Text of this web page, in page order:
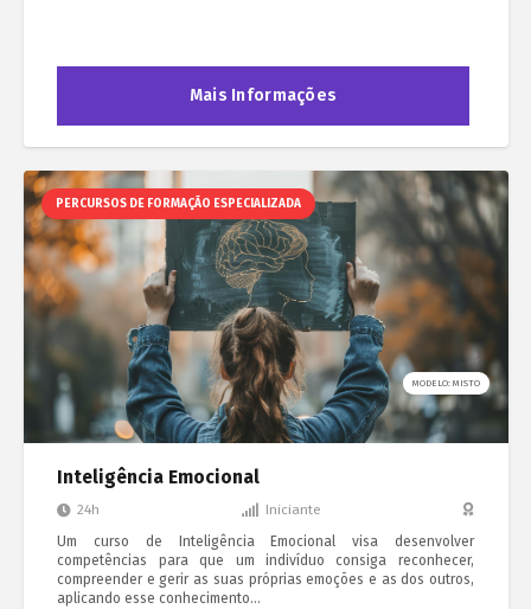
Mais Informações
PERCURSOS DE FORMAÇÃO ESPECIALIZADA
MODELO: MISTO
Inteligência Emocional
24h
Iniciante
Um curso de Inteligência Emocional visa desenvolver
competências para que um indivíduo consiga reconhecer,
compreender e gerir as suas próprias emoções e as dos outros,
aplicando esse conhecimento…